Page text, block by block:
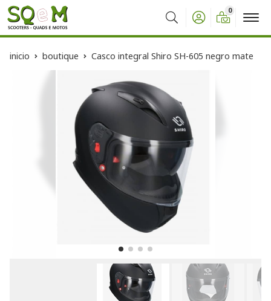
Buscar
0
inicio boutique Casco integral Shiro SH-605 negro mate